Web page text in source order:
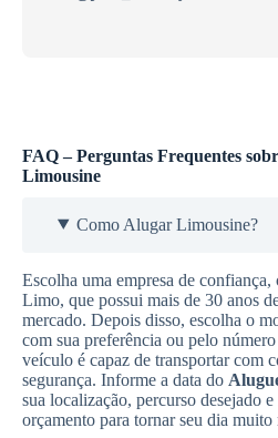
FAQ – Perguntas Frequentes
Limousine
Como Alugar Limousine?
Escolha uma empresa de confiança,
Limo, que possui mais de 30 anos
mercado. Depois disso, escolha o
com sua preferência ou pelo número
veículo é capaz de transportar com
segurança. Informe a data do
sua localização, percurso desejado e
orçamento para tornar seu dia muito